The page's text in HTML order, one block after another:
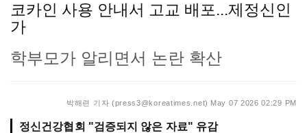
코카인 사용 안내서 고교 배포...제정신인
가
학부모가 알리면서 논란 확산
박해련 기자 (press3@koreatimes.net) May 07 2026 02:29 PM
정신건강협회 "검증되지 않은 자료" 유감